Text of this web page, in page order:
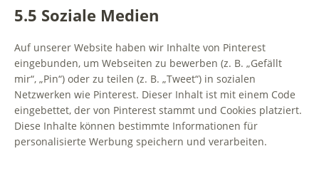
5.5 Soziale Medien
Auf unserer Website haben wir Inhalte von Pinterest
eingebunden, um Webseiten zu bewerben (z. B. „Gefällt
mir“, „Pin“) oder zu teilen (z. B. „Tweet“) in sozialen
Netzwerken wie Pinterest. Dieser Inhalt ist mit einem Code
eingebettet, der von Pinterest stammt und Cookies platziert.
Diese Inhalte können bestimmte Informationen für
personalisierte Werbung speichern und verarbeiten.